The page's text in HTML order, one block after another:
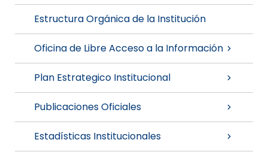
Estructura Orgánica de la Institución
Oficina de Libre Acceso a la Información
Plan Estrategico Institucional
Publicaciones Oficiales
Estadísticas Institucionales